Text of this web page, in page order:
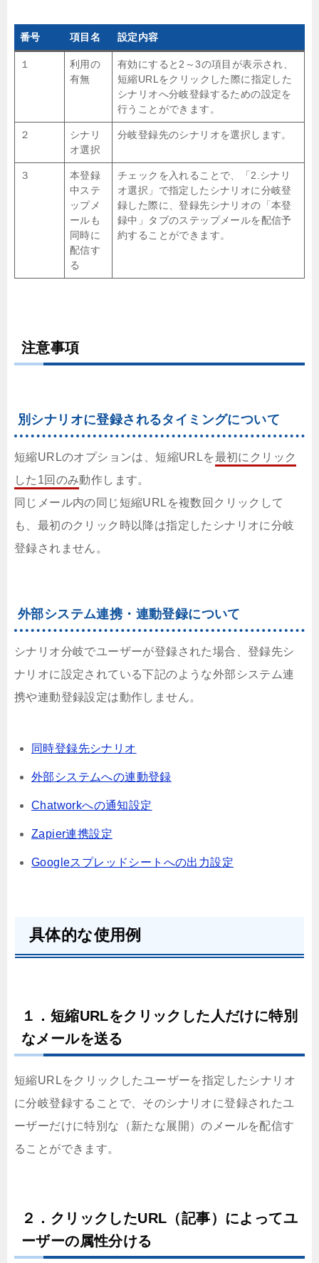
番号 項目名 設定内容
１
利用の
有無
有効にすると2～3の項目が表示され、
短縮URLをクリックした際に指定した
シナリオへ分岐登録するための設定を
行うことができます。
２
シナリ
オ選択
分岐登録先のシナリオを選択します。
３
本登録
中ステ
ップメ
ールも
同時に
配信す
る
チェックを入れることで、「2.シナリ
オ選択」で指定したシナリオに分岐登
録した際に、登録先シナリオの「本登
録中」タブのステップメールを配信予
約することができます。
注意事項
別シナリオに登録されるタイミングについて
短縮URLのオプションは、短縮URLを最初にクリック
した1回のみ動作します。
同じメール内の同じ短縮URLを複数回クリックして
も、最初のクリック時以降は指定したシナリオに分岐
登録されません。
外部システム連携・連動登録について
シナリオ分岐でユーザーが登録された場合、登録先シ
ナリオに設定されている下記のような外部システム連
携や連動登録設定は動作しません。
同時登録先シナリオ
外部システムへの連動登録
Chatworkへの通知設定
Zapier連携設定
Googleスプレッドシートへの出力設定
具体的な使用例
１．短縮URLをクリックした人だけに特別
なメールを送る
短縮URLをクリックしたユーザーを指定したシナリオ
に分岐登録することで、そのシナリオに登録されたユ
ーザーだけに特別な（新たな展開）のメールを配信す
ることができます。
２．クリックしたURL（記事）によってユ
ーザーの属性分ける